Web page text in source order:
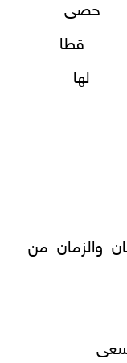
حصى
قطا
لها
والزمان من